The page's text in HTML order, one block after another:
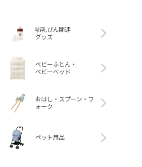
哺乳びん関連
グッズ
ベビーふとん・
ベビーベッド
おはし・スプーン・フ
ォーク
ペット用品